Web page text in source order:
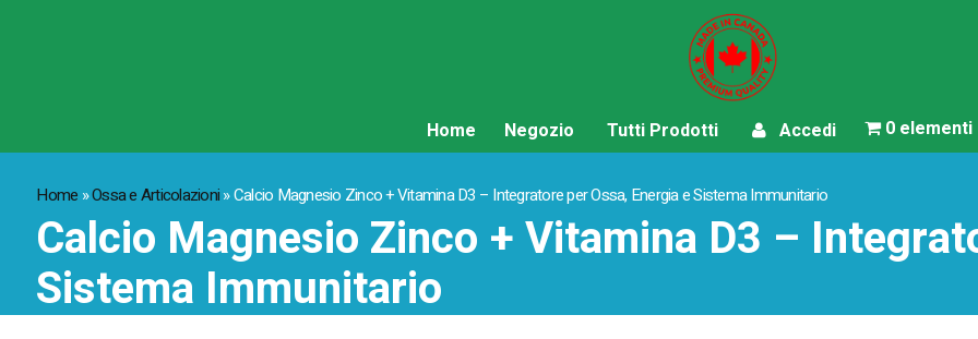
Home Negozio Tutti Prodotti Accedi 0 elementi
Home »Ossa e Articolazioni»Calcio Magnesio Zinco + Vitamina D3 – Integratore per Ossa, Energia e Sistema Immunitario
Calcio Magnesio Zinco + Vitamina D3 –
Sistema Immunitario